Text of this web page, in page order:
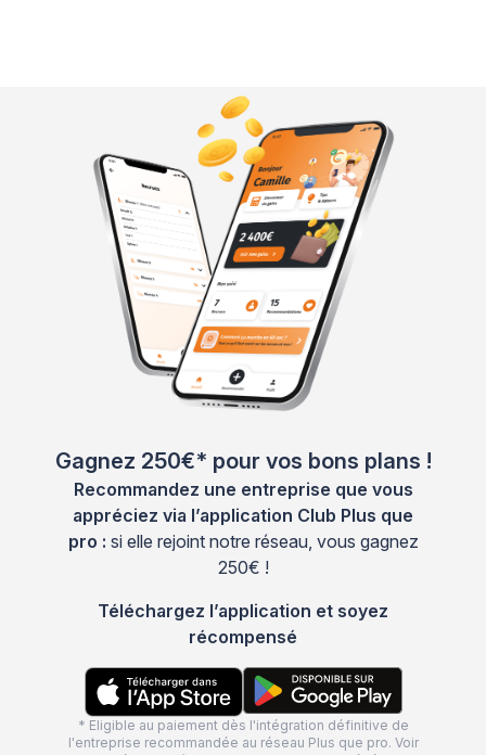
Gagnez 250€* pour vos bons plans !
Recommandez une entreprise que vous
appréciez via l’application Club Plus que
pro : si elle rejoint notre réseau, vous gagnez
250€ !
Téléchargez l’application et soyez
récompensé
* Eligible au paiement dès l'intégration définitive de
l'entreprise recommandée au réseau Plus que pro. Voir